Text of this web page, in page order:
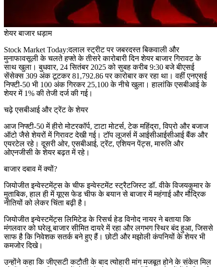
शेयर बाजार धड़ाम
Stock Market Today:दलाल स्ट्रीट पर जबरदस्त बिकवाली और
मुनाफावसूली के चलते हफ्ते के तीसरे कारोबारी दिन शेयर बाजार गिरावट के
साथ खुला। बुधवार, 24 सितंबर 2025 को सुबह करीब 9:30 बजे बीएसई
सेंसेक्स 309 अंक टूटकर 81,792.86 पर कारोबार कर रहा था। वहीं एनएसई
निफ्टी-50 भी 100 अंक गिरकर 25,100 के नीचे खुला। हालांकि एसबीआई के
शेयर में 1% की तेजी दर्ज की गई।
चढ़े एसबीआई और ट्रेंट के शेयर
आज निफ्टी-50 में हीरो मोटरकॉर्प, टाटा मोटर्स, टेक महिंद्रा, विप्रो और बजाज
ऑटो जैसे शेयरों में गिरावट देखी गई। टॉप लूजर्स में आईसीआईसीआई बैंक और
एयरटेल रहे। दूसरी ओर, एसबीआई, ट्रेंट, एशियन पेंट्स, मारुति और
ओएनजीसी के शेयर बढ़त में रहे।
बाजार दबाव में क्यों?
जियोजीत इन्वेस्टमेंट्स के चीफ इन्वेस्टमेंट स्ट्रैटजिस्ट डॉ. वीके विजयकुमार के
मुताबिक, हाल ही में यूएस फेड चीफ के बयान से बाजार में महंगाई और मौद्रिक
नीतियों को लेकर चिंता बढ़ी है।
जियोजीत इन्वेस्टमेंट्स लिमिटेड के रिसर्च हेड विनोद नायर ने बताया कि
मंगलवार को घरेलू बाजार सीमित दायरे में रहा और लगभग स्थिर बंद हुआ, जिससे
साफ है कि निवेशक सतर्क बने हुए हैं। छोटी और मझोली कंपनियों के शेयर भी
कमजोर दिखे।
उन्होंने कहा कि जीएसटी कटौती के बाद त्योहारी मांग मजबूत होने के संकेत मिल